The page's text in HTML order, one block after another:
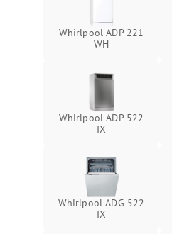
Whirlpool ADP 221
WH
Whirlpool ADP 522
IX
Whirlpool ADG 522
IX